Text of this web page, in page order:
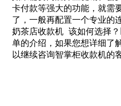
卡付款等强大的功能，就需
了，一般再配置一个专业的
奶茶店收款机该如何选择？
单的介绍，如果您想详细了
以继续咨询智掌柜收款机的